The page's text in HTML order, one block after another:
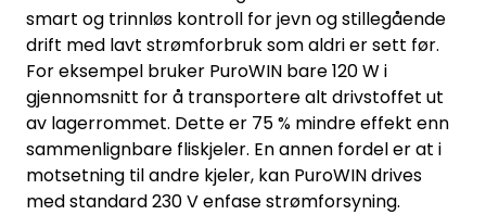
smart og trinnløs kontroll for jevn og stillegående
drift med lavt strømforbruk som aldri er sett før.
For eksempel bruker PuroWIN bare 120 W i
gjennomsnitt for å transportere alt drivstoffet ut
av lagerrommet. Dette er 75 % mindre effekt enn
sammenlignbare fliskjeler. En annen fordel er at i
motsetning til andre kjeler, kan PuroWIN drives
med standard 230 V enfase strømforsyning.